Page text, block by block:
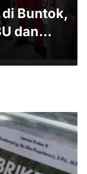
Buntok,
dan